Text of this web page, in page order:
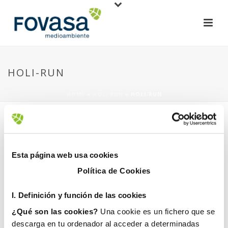
Esta página web usa cookies
Política de Cookies
I. Definición y función de las cookies
¿Qué son las cookies? Una cookie es un fichero que se
descarga en tu ordenador al acceder a determinadas
HOLI-RUN
1 December, 2017